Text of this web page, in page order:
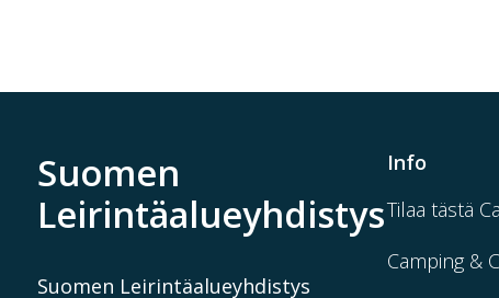
Suomen
Leirintäalueyhdistys
Suomen Leirintäalueyhdistys
Info
Tilaa tästä
Camping &